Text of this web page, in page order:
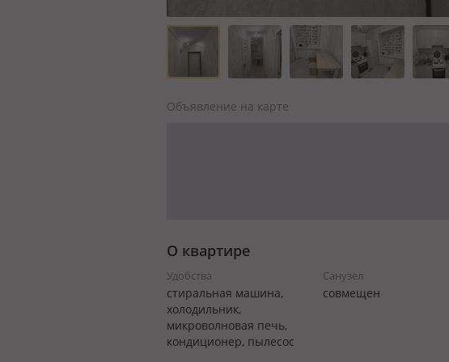
Объявление на карте
О квартире
Удобства
стиральная машина,
холодильник,
микроволновая печь,
кондиционер, пылесос
Санузел
совмещен